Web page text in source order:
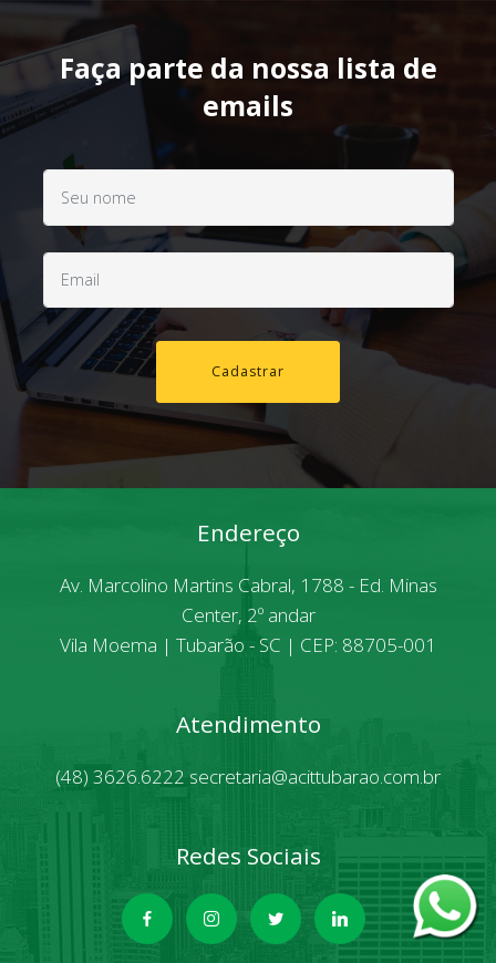
Faça parte da nossa lista de
emails
Cadastrar
Endereço
Av. Marcolino Martins Cabral, 1788 - Ed. Minas
Center, 2º andar
Vila Moema | Tubarão - SC | CEP: 88705-001
Atendimento
(48) 3626.6222 secretaria@acittubarao.com.br
Redes Sociais